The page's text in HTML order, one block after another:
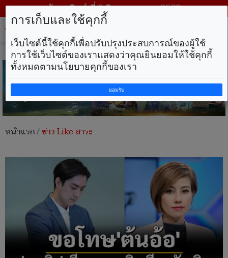
วันอาทิตย์ ที่ 9 สิงหาคม พ.ศ. 2569
หน้าแรก/ข่าว Like สาระ
การเก็บและใช้คุกกี้
เว็บไซต์นี้ใช้คุกกี้เพื่อปรับปรุงประสบการณ์ของผู้ใช้
การใช้เว็บไซต์ของเราแสดงว่าคุณยินยอมให้ใช้คุกกี้
ทั้งหมดตามนโยบายคุกกี้ของเรา
ยอมรับ